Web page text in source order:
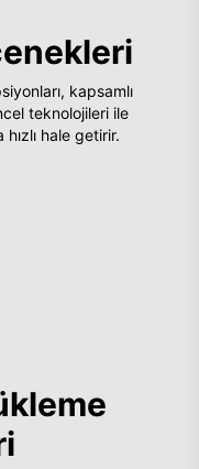
kapsamlı
teknolojileri ile
hızlı hale getirir.